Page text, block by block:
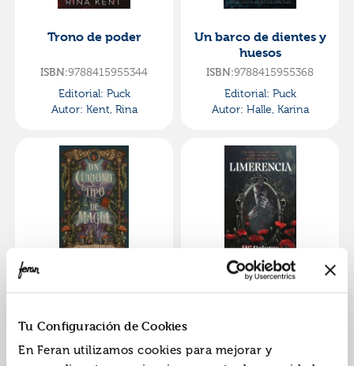
Tu Configuración de Cookies
En Feran utilizamos cookies para mejorar y
Trono de poder
ISBN:9788415955344
Editorial: Puck
Autor: Kent, Rina
Un barco de dientes y
huesos
ISBN:9788415955368
Editorial: Puck
Autor: Halle, Karina
ISBN: 9788410239821
Autor:Rutherford, Mara
Limerencia
Autor:Hc, Dolores